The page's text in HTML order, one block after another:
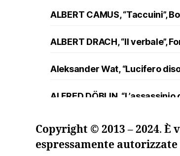
ALBERT CAMUS, “Taccuini”,
ALBERT DRACH, “Il verbale”,
Aleksander Wat, “Lucifero
ALFRED DÖBLIN,
Andreev, “Lazzaro e altre
ANDRZEJ KUŚNIEWICZ,
Copyright © 2013 – 2024. È
espressamente